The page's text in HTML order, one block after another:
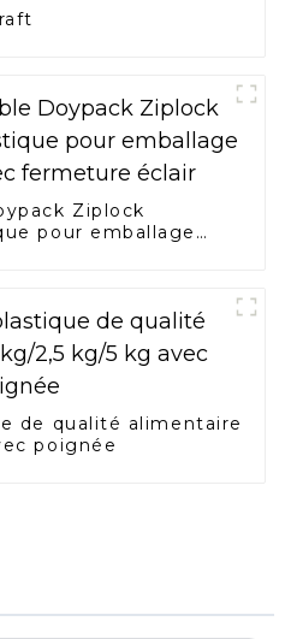
Ziplock
pour emballage
de qualité alimentaire
poignée